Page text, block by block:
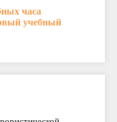
часа
учебный